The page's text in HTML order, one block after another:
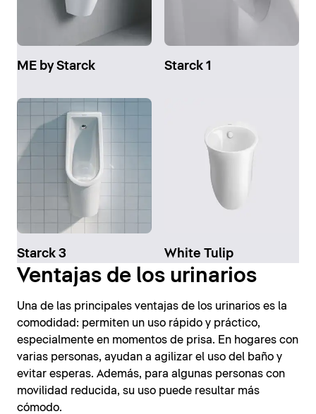
ME by Starck Starck 1
Starck 3 White Tulip
Ventajas de los urinarios
Una de las principales ventajas de los urinarios es la
comodidad: permiten un uso rápido y práctico,
especialmente en momentos de prisa. En hogares con
varias personas, ayudan a agilizar el uso del baño y
evitar esperas. Además, para algunas personas con
movilidad reducida, su uso puede resultar más
cómodo.